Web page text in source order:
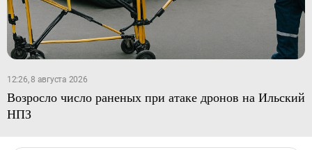
12:26, 8 августа 2026
Возросло число раненых при атаке дронов на Ильский
НПЗ